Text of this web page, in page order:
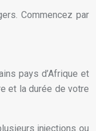
Commencez par
pays d’Afrique et
et la durée de votre
injections ou